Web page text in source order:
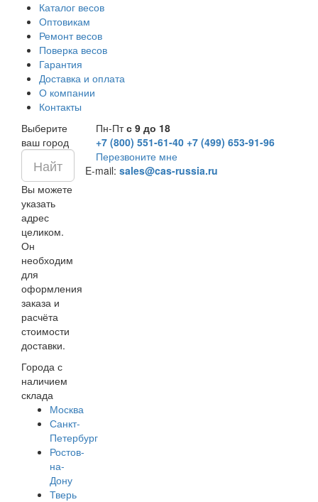
Каталог весов
Оптовикам
Ремонт весов
Поверка весов
Гарантия
Доставка и оплата
О компании
Контакты
Выберите
ваш город
Вы можете
указать
адрес
целиком.
Он
необходим
для
оформления
заказа и
расчёта
стоимости
доставки.
Города с
наличием
склада
Москва
Санкт-
Петербург
Ростов-
на-
Дону
Тверь
Пн-Птс 9 до 18
+7 (800) 551-61-40 +7 (499) 653-91-96
Перезвоните мне
E-mail: sales@cas-russia.ru